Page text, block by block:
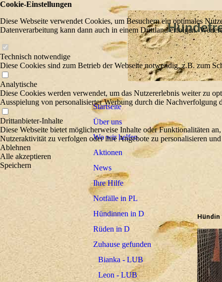
Hündin
Startseite
Über uns
Wo wir helfen
Aktionen
News
Ihre Hilfe
Notfälle in PL
Hündinnen in D
Rüden in D
Zuhause gefunden
Bianka - LUB
Leon - LUB
Wir
Cookie-Einstellungen
Diese Webseite verwendet Cookies, um Besuchern ein optimales
Datenverarbeitung kann dann auch in einem Drittland erfolgen.
Technisch notwendige
Diese Cookies sind zum Betrieb der Webseite notwendig, z.B. zum
Analytische
Diese Cookies werden verwendet, um das Nutzererlebnis weiter zu
Ausspielung von personalisierter Werbung durch die Nachverfolgung
Drittanbieter-Inhalte
Diese Webseite bietet möglicherweise Inhalte oder Funktionalitäten
Nutzeraktivität zu verfolgen oder ihre Angebote zu personalisieren
Ablehnen
Alle akzeptieren
Speichern